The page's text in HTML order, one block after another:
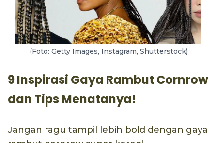
(Foto: Getty Images, Instagram, Shutterstock)
9 Inspirasi Gaya Rambut Cornrow
dan Tips Menatanya!
Jangan ragu tampil lebih bold dengan gaya